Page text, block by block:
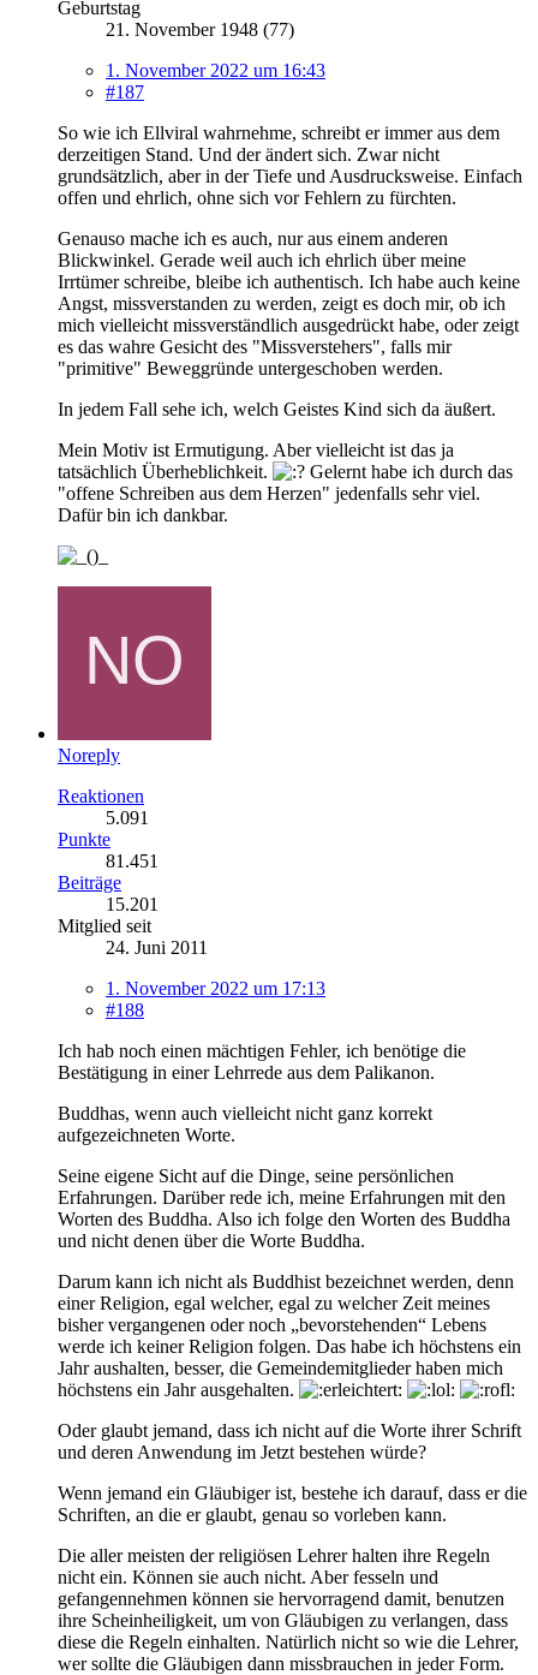
Geburtstag
21. November 1948 (77)
1. November 2022 um 16:43
#187
So wie ich Ellviral wahrnehme, schreibt er immer aus dem
derzeitigen Stand. Und der ändert sich. Zwar nicht
grundsätzlich, aber in der Tiefe und Ausdrucksweise. Einfach
offen und ehrlich, ohne sich vor Fehlern zu fürchten.
Genauso mache ich es auch, nur aus einem anderen
Blickwinkel. Gerade weil auch ich ehrlich über meine
Irrtümer schreibe, bleibe ich authentisch. Ich habe auch keine
Angst, missverstanden zu werden, zeigt es doch mir, ob ich
mich vielleicht missverständlich ausgedrückt habe, oder zeigt
es das wahre Gesicht des "Missverstehers", falls mir
"primitive" Beweggründe untergeschoben werden.
In jedem Fall sehe ich, welch Geistes Kind sich da äußert.
Mein Motiv ist Ermutigung. Aber vielleicht ist das ja
tatsächlich Überheblichkeit.
Gelernt habe ich durch das
"offene Schreiben aus dem Herzen" jedenfalls sehr viel.
Dafür bin ich dankbar.
Noreply
Reaktionen
5.091
Punkte
81.451
Beiträge
15.201
Mitglied seit
24. Juni 2011
1. November 2022 um 17:13
#188
Ich hab noch einen mächtigen Fehler, ich benötige die
Bestätigung in einer Lehrrede aus dem Palikanon.
Buddhas, wenn auch vielleicht nicht ganz korrekt
aufgezeichneten Worte.
Seine eigene Sicht auf die Dinge, seine persönlichen
Erfahrungen. Darüber rede ich, meine Erfahrungen mit den
Worten des Buddha. Also ich folge den Worten des Buddha
und nicht denen über die Worte Buddha.
Darum kann ich nicht als Buddhist bezeichnet werden, denn
einer Religion, egal welcher, egal zu welcher Zeit meines
bisher vergangenen oder noch „bevorstehenden“ Lebens
werde ich keiner Religion folgen. Das habe ich höchstens ein
Jahr aushalten, besser, die Gemeindemitglieder haben mich
höchstens ein Jahr ausgehalten.
Oder glaubt jemand, dass ich nicht auf die Worte ihrer Schrift
und deren Anwendung im Jetzt bestehen würde?
Wenn jemand ein Gläubiger ist, bestehe ich darauf, dass er die
Schriften, an die er glaubt, genau so vorleben kann.
Die aller meisten der religiösen Lehrer halten ihre Regeln
nicht ein. Können sie auch nicht. Aber fesseln und
gefangennehmen können sie hervorragend damit, benutzen
ihre Scheinheiligkeit, um von Gläubigen zu verlangen, dass
diese die Regeln einhalten. Natürlich nicht so wie die Lehrer,
wer sollte die Gläubigen dann missbrauchen in jeder Form.